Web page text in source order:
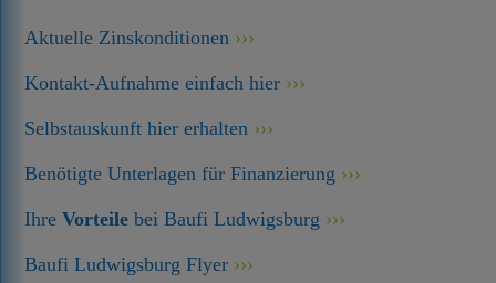
Aktuelle Zinskonditionen
Kontakt-Aufnahme einfach hier
Selbstauskunft hier erhalten
Benötigte Unterlagen für Finanzierung
IhreVorteile bei Baufi Ludwigsburg
Baufi Ludwigsburg Flyer